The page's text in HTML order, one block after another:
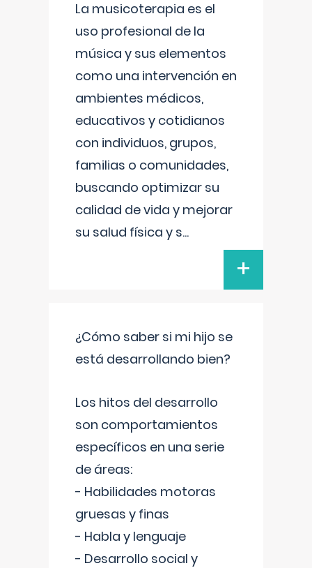
La musicoterapia es el
uso profesional de la
música y sus elementos
como una intervención en
ambientes médicos,
educativos y cotidianos
con individuos, grupos,
familias o comunidades,
buscando optimizar su
calidad de vida y mejorar
su salud física y s...
+
¿Cómo saber si mi hijo se
está desarrollando bien?
Los hitos del desarrollo
son comportamientos
específicos en una serie
de áreas:
- Habilidades motoras
gruesas y finas
- Habla y lenguaje
- Desarrollo social y